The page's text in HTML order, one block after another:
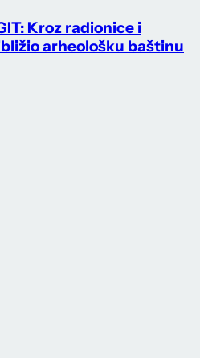
Kroz radionice i
arheološku baštinu